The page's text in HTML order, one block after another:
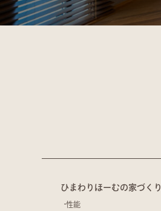
ひまわりほーむの家づくり
性能